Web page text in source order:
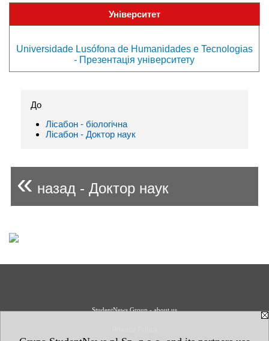
Університет
Universidade Lusófona de Humanidades e Tecnologias
- Презентація університету
До
Лісабон - біологічна
Лісабон - Доктор наук
« назад - Доктор наук
StudentNews Group - about us